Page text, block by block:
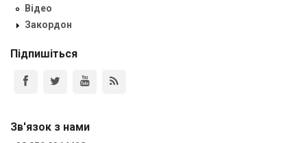
Відео
Закордон
Підпишіться
Зв'язок з нами